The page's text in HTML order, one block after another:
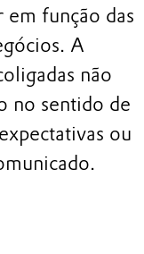
em função das
A
não
no sentido de
ou